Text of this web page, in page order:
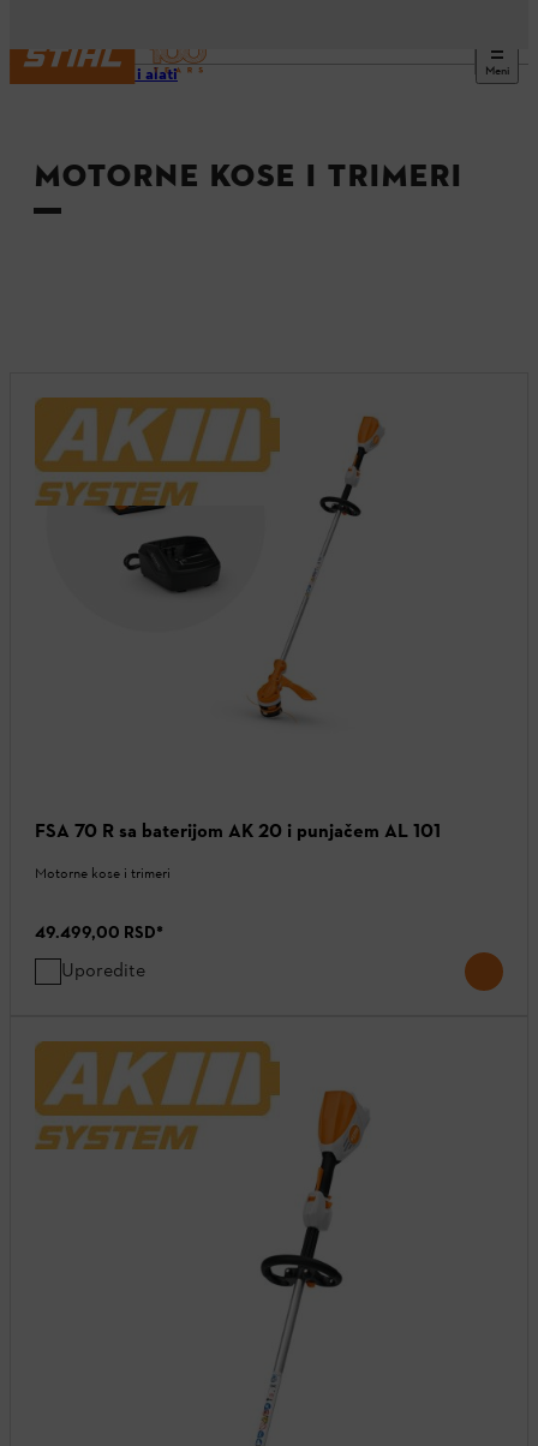
Meni
Uređaji i alati
MOTORNE KOSE I TRIMERI
FSA 70 R sa baterijom AK 20 i punjačem AL 101
Motorne kose i trimeri
49.499,00 RSD*
Uporedite